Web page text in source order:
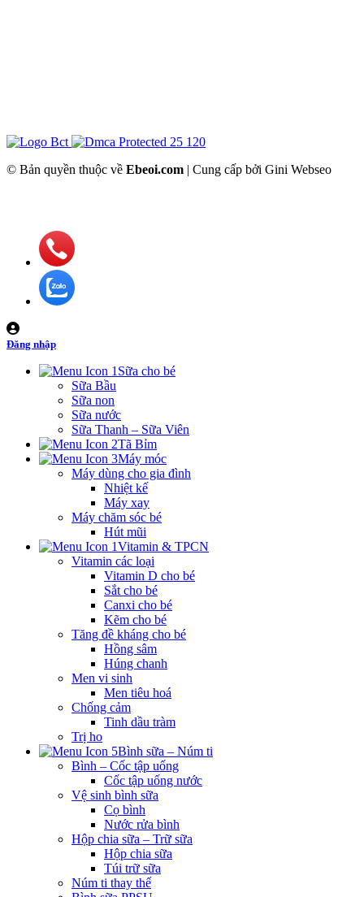
© Bản quyền thuộc về Ebeoi.com | Cung cấp bởi Gini Webseo
Đăng nhập
Sữa cho bé
Sữa Bầu
Sữa non
Sữa nước
Sữa Thanh – Sữa Viên
Tã Bỉm
Máy móc
Máy dùng cho gia đình
Nhiệt kế
Máy xay
Máy chăm sóc bé
Hút mũi
Vitamin & TPCN
Vitamin các loại
Vitamin D cho bé
Sắt cho bé
Canxi cho bé
Kẽm cho bé
Tăng đề kháng cho bé
Hồng sâm
Húng chanh
Men vi sinh
Men tiêu hoá
Chống cảm
Tinh dầu tràm
Trị ho
Bình sữa – Núm ti
Bình – Cốc tập uống
Cốc tập uống nước
Vệ sinh bình sữa
Cọ bình
Nước rửa bình
Hộp chia sữa – Trữ sữa
Hộp chia sữa
Túi trữ sữa
Núm ti thay thế